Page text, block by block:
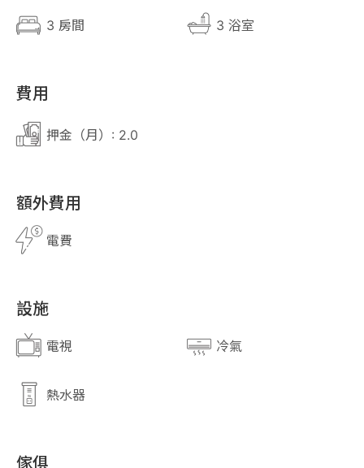
3 房間 3 浴室
費用
押金（月）: 2.0
額外費用
電費
設施
電視 冷氣
熱水器
傢俱